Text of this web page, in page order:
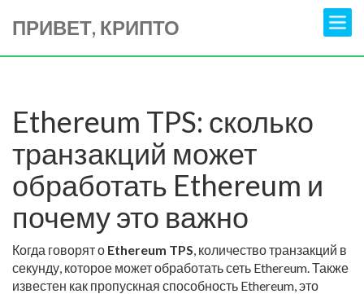
ПРИВЕТ, КРИПТО
Ethereum TPS: сколько
транзакций может
обработать Ethereum и
почему это важно
Когда говорят о Ethereum TPS, количество транзакций в
секунду, которое может обработать сеть Ethereum. Также
известен как пропускная способность Ethereum, это